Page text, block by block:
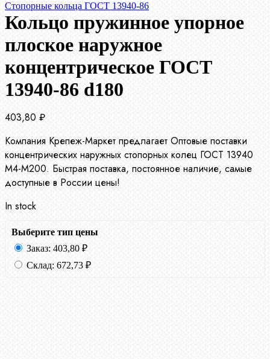
Стопорные кольца ГОСТ 13940-86
Кольцо пружинное упорное
плоское наружное
концентрическое ГОСТ
13940-86 d180
403,80 ₽
Компания Крепеж-Маркет предлагает Оптовые поставки
концентрических наружных стопорных колец ГОСТ 13940
М4-М200. Быстрая поставка, постоянное наличие, самые
доступные в России цены!
In stock
Выберите тип цены
Заказ: 403,80 ₽
Склад: 672,73 ₽